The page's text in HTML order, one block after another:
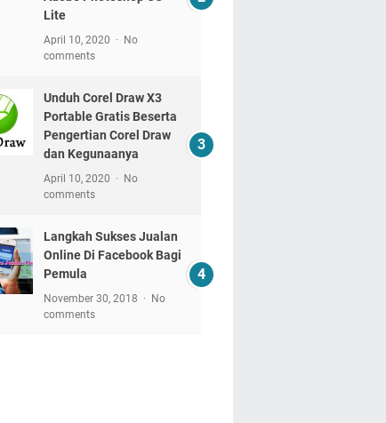
Lite
April 10, 2020
No
comments
Unduh Corel Draw X3
Portable Gratis Beserta
Pengertian Corel Draw
dan Kegunaanya
April 10, 2020
No
comments
Langkah Sukses Jualan
Online Di Facebook Bagi
Pemula
November 30, 2018
No
comments